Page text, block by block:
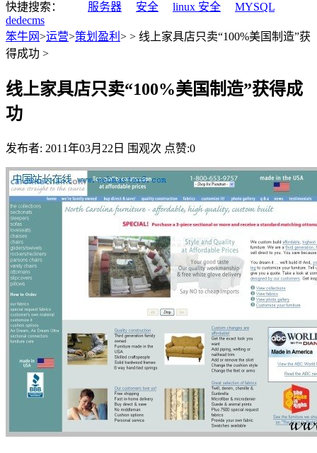
快捷搜索： 服务器 安全 linux 安全
MYSQL
dedecms
笨牛网>运营>策划盈利 > > 线上家具店只卖“100%美国制造”获
得成功 >
线上家具店只卖“100%美国制造”获得成
功
发布者: 2011年03月22日 围观次 点赞:0